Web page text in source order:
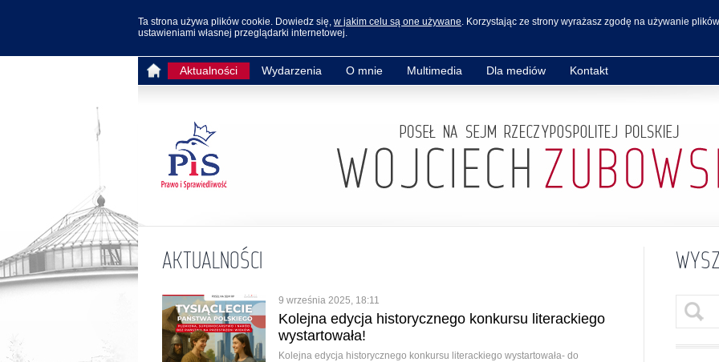
Ta strona używa plików cookie. Dowiedz się, w jakim celu są one używane. Korzystając ze strony wyrażasz zgodę na używanie
ustawieniami własnej przeglądarki internetowej.
Aktualności Wydarzenia O mnie Multimedia Dla mediów Kontakt
AKTUALNOŚCI
9 września 2025, 18:11
Kolejna edycja historycznego konkursu literackiego
wystartowała!
Kolejna edycja historycznego konkursu literackiego wystartowała- do